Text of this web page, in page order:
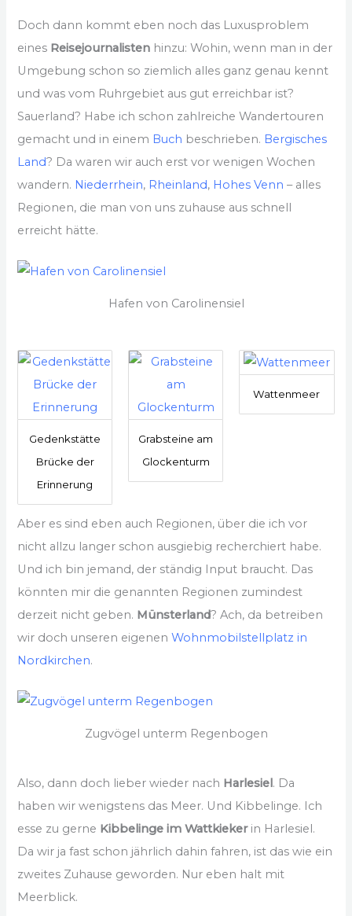
Doch dann kommt eben noch das Luxusproblem
eines Reisejournalisten hinzu: Wohin, wenn man in der
Umgebung schon so ziemlich alles ganz genau kennt
und was vom Ruhrgebiet aus gut erreichbar ist?
Sauerland? Habe ich schon zahlreiche Wandertouren
gemacht und in einem Buch beschrieben. Bergisches
Land? Da waren wir auch erst vor wenigen Wochen
wandern. Niederrhein, Rheinland, Hohes Venn – alles
Regionen, die man von uns zuhause aus schnell
erreicht hätte.
Hafen von Carolinensiel
Gedenkstätte
Brücke der
Erinnerung
Grabsteine am
Glockenturm
Wattenmeer
Aber es sind eben auch Regionen, über die ich vor
nicht allzu langer schon ausgiebig recherchiert habe.
Und ich bin jemand, der ständig Input braucht. Das
könnten mir die genannten Regionen zumindest
derzeit nicht geben. Münsterland? Ach, da betreiben
wir doch unseren eigenenWohnmobilstellplatz in
Nordkirchen.
Zugvögel unterm Regenbogen
Also, dann doch lieber wieder nach Harlesiel. Da
haben wir wenigstens das Meer. Und Kibbelinge. Ich
esse zu gerne Kibbelinge im Wattkiekerin Harlesiel.
Da wir ja fast schon jährlich dahin fahren, ist das wie ein
zweites Zuhause geworden. Nur eben halt mit
Meerblick.